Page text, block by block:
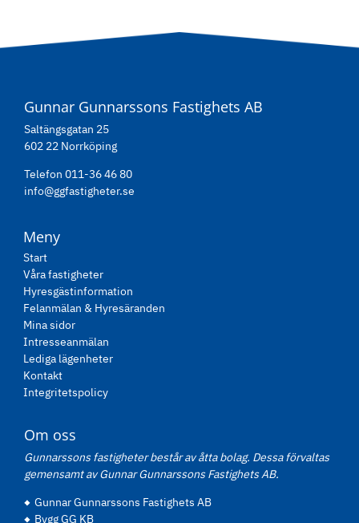
Gunnar Gunnarssons Fastighets AB
Saltängsgatan 25
602 22 Norrköping
Telefon 011-36 46 80
info@ggfastigheter.se
Meny
Start
Våra fastigheter
Hyresgästinformation
Felanmälan & Hyresäranden
Mina sidor
Intresseanmälan
Lediga lägenheter
Kontakt
Integritetspolicy
Om oss
Gunnarssons fastigheter består av åtta bolag. Dessa förvaltas
gemensamt av Gunnar Gunnarssons Fastighets AB.
Gunnar Gunnarssons Fastighets AB
Bygg GG KB